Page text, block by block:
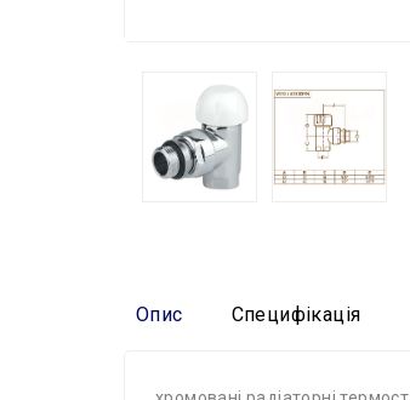
Опис Специфікація